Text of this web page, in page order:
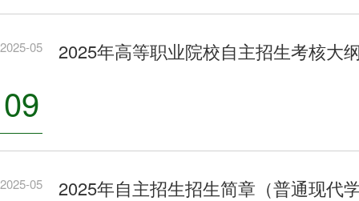
2025-05
09
2025年高等职业院校自主招生考核大
2025-05 2025年自主招生招生简章（普通现代